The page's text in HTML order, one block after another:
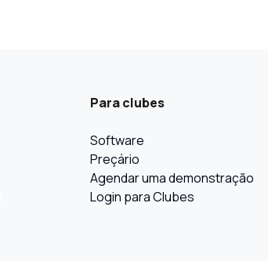
Para clubes
Software
Preçário
Agendar uma demonstração
Login para Clubes